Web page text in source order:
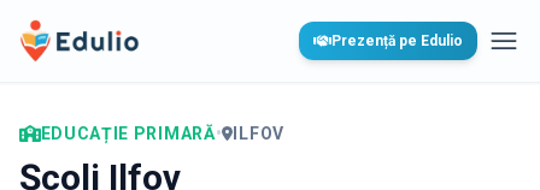
Edulio Prezență pe Edulio
EDUCAȚIE PRIMARĂ• ILFOV
Școli Ilfov